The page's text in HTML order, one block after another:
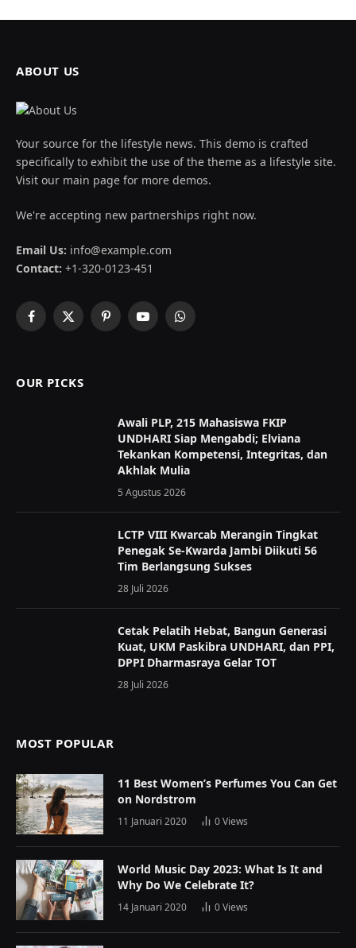
ABOUT US
Your source for the lifestyle news. This demo is crafted
specifically to exhibit the use of the theme as a lifestyle site.
Visit our main page for more demos.
We're accepting new partnerships right now.
Email Us: info@example.com
Contact: +1-320-0123-451
Facebook
X
PinterestYouTubeWhatsApp
OUR PICKS
Awali PLP, 215 Mahasiswa FKIP
UNDHARI Siap Mengabdi; Elviana
Tekankan Kompetensi, Integritas, dan
Akhlak Mulia
5 Agustus 2026
LCTP VIII Kwarcab Merangin Tingkat
Penegak Se-Kwarda Jambi Diikuti 56
Tim Berlangsung Sukses
28 Juli 2026
Cetak Pelatih Hebat, Bangun Generasi
Kuat, UKM Paskibra UNDHARI, dan PPI,
DPPI Dharmasraya Gelar TOT
28 Juli 2026
MOST POPULAR
11 Best Women’s Perfumes You Can Get
on Nordstrom
11 Januari 2020 0Views
World Music Day 2023: What Is It and
Why Do We Celebrate It?
14 Januari 2020 0Views